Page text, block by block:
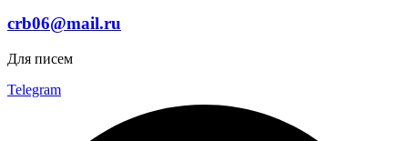
crb06@mail.ru
Для писем
Telegram